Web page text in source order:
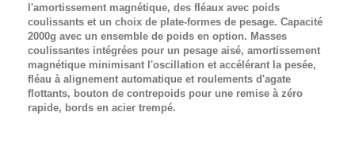
l'amortissement magnétique, des fléaux avec poids
coulissants et un choix de plate-formes de pesage. Capacité
2000g avec un ensemble de poids en option. Masses
coulissantes intégrées pour un pesage aisé, amortissement
magnétique minimisant l'oscillation et accélérant la pesée,
fléau à alignement automatique et roulements d'agate
flottants, bouton de contrepoids pour une remise à zéro
rapide, bords en acier trempé.